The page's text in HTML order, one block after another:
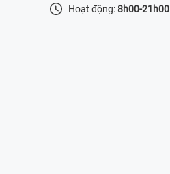
Hoạt động:8h00-21h00